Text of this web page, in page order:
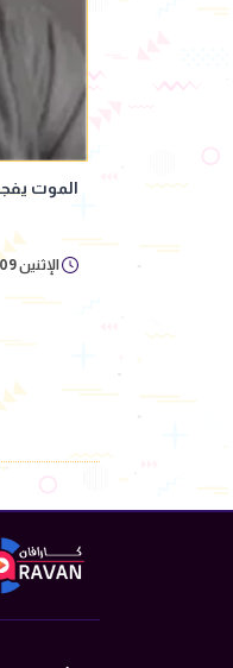
الموت
الإثنين 09/مارس/2026 - 11:28 ص